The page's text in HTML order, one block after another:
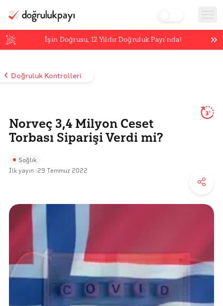
İşin Doğrusu,12 Yıldır Doğruluk Payı’nda!
Doğruluk Kontrolleri
Norveç 3,4 Milyon Ceset
Torbası Siparişi Verdi mi?
3'
Sağlık
İlk yayın :29 Temmuz 2022